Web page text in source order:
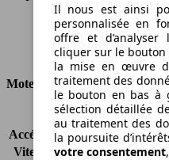
Ø 5.8 l/100km
Consommation
Moteur et Puissance
KW (CH)
92
Accélération (0-100 km/h) -
Vitesse maximale (km/h)
Il nous est ainsi
personnalisée en
offre et d’analyser
cliquer sur le bouton
la mise en œuvre
traitement des
le bouton en bas à
sélection détaillée
au traitement des
la poursuite
votre consentement